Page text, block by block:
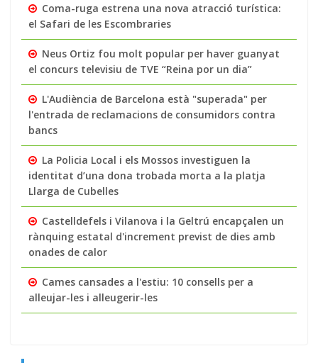
Coma-ruga estrena una nova atracció turística:
el Safari de les Escombraries
Neus Ortiz fou molt popular per haver guanyat
el concurs televisiu de TVE “Reina por un dia”
L'Audiència de Barcelona està "superada" per
l'entrada de reclamacions de consumidors contra
bancs
La Policia Local i els Mossos investiguen la
identitat d’una dona trobada morta a la platja
Llarga de Cubelles
Castelldefels i Vilanova i la Geltrú encapçalen un
rànquing estatal d'increment previst de dies amb
onades de calor
Cames cansades a l'estiu: 10 consells per a
alleujar-les i alleugerir-les